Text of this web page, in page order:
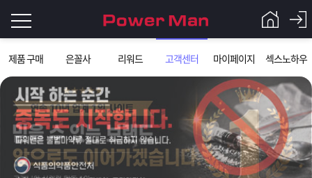
제품 구매 은꼴사 리워드 고객센터 마이페이지 섹스노하우
그
인
이
필
로
Q&A